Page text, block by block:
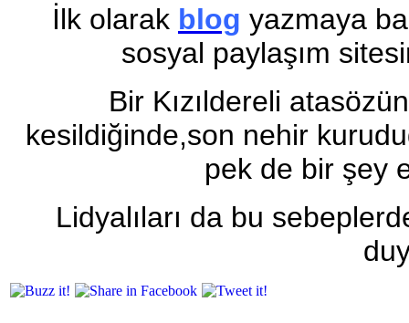
İlk olarak blog yazmaya
sosyal paylaşım
Bir Kızıldereli
kesildiğinde,son nehir
pek de bir şey
Lidyalıları da bu